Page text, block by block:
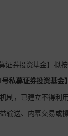
证券投资基金】拟
私募证券投资基金
制，已建立不得利
输送、内幕交易或